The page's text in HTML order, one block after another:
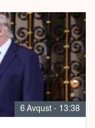
6 Avqust - 13:38